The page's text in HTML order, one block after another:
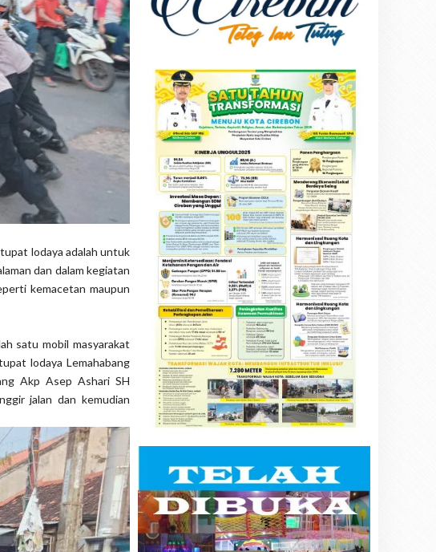
lodaya adalah untuk
dan dalam kegiatan
kemacetan maupun
satu mobil masyarakat
lodaya Lemahabang
Akp Asep Ashari SH
jalan dan kemudian